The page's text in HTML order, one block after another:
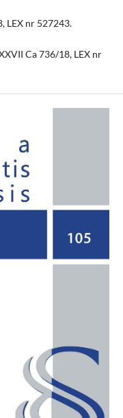
LEX nr 527243.
Ca 736/18, LEX nr